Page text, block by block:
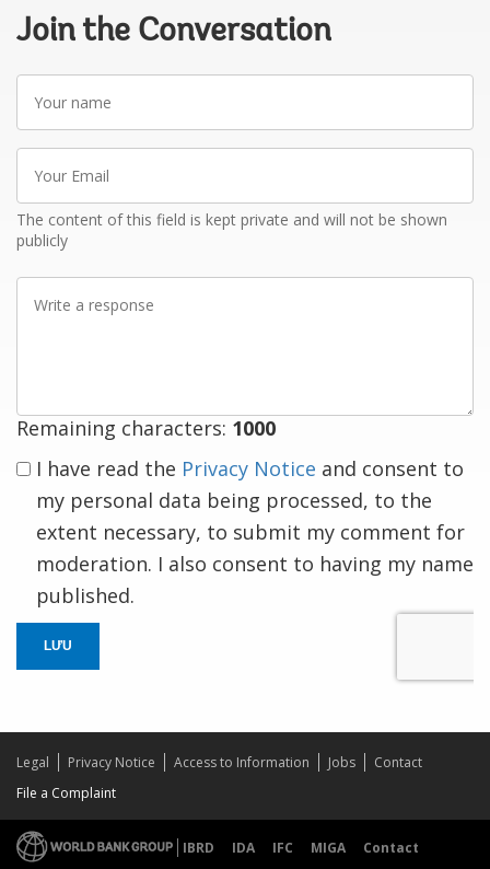
Join the Conversation
Your
name
Your
Email
The content of this field is kept private and will not be shown
publicly
Write
Remaining characters: 1000
I have read the Privacy Notice and consent to
my personal data being processed, to the
extent necessary, to submit my comment for
moderation. I also consent to having my name
published.
LƯU
Legal Privacy Notice Access to Information Jobs
Contact
File a Complaint
IBRD IDA IFC MIGA
Contact